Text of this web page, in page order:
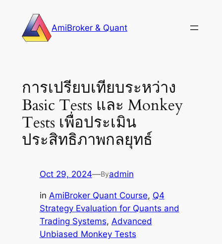
content
AmiBroker & Quant
การเปรียบเทียบระหว่าง
Basic Tests และ Monkey
Tests เพื่อประเมิน
ประสิทธิภาพกลยุทธ์
Oct 29, 2024—Byadmin
in AmiBroker Quant Course, Q4
Strategy Evaluation for Quants and
Trading Systems, Advanced
Unbiased Monkey Tests